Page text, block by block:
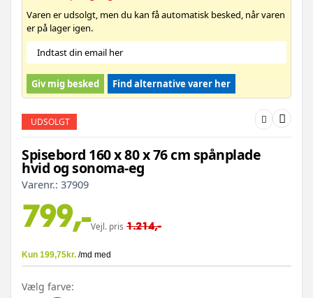
Varen er udsolgt, men du kan få automatisk besked, når varen
er på lager igen.
Giv mig besked Find alternative varer her
UDSOLGT
Spisebord 160 x 80 x 76 cm spånplade
hvid og sonoma-eg
Varenr.: 37909
799,-Vejl. pris 1.214,-
Vælg farve: